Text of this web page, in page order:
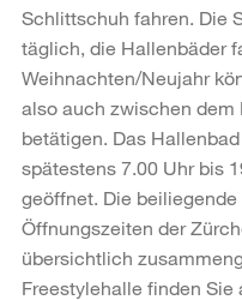
Schlittschuh fahren. Die
täglich, die Hallenbäder
Weihnachten/Neujahr
also auch zwischen
betätigen. Das
spätestens 7.00 Uhr bis
geöffnet. Die beiliegende
Öffnungszeiten der
übersichtlich
Freestylehalle finden Sie